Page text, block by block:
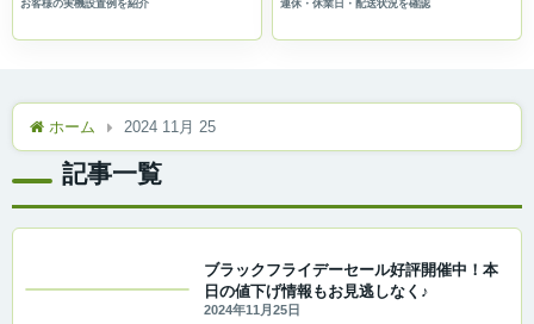
ホーム 2024 11月 25
記事一覧
ブラックフライデーセール好評開催中！本
日の値下げ情報もお見逃しなく♪
2024年11月25日